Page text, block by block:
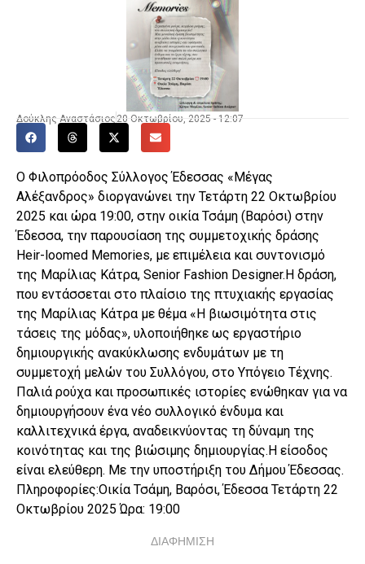
Δούκλης Αναστάσιος 20 Οκτωβρίου, 2025 - 12:07
Ο Φιλοπρόοδος Σύλλογος Έδεσσας «Μέγας
Αλέξανδρος» διοργανώνει την Τετάρτη 22 Οκτωβρίου
2025 και ώρα 19:00, στην οικία Τσάμη (Βαρόσι) στην
Έδεσσα, την παρουσίαση της συμμετοχικής δράσης
Heir-loomed Memories, με επιμέλεια και συντονισμό
της Μαρίλιας Κάτρα, Senior Fashion Designer.Η δράση,
που εντάσσεται στο πλαίσιο της πτυχιακής εργασίας
της Μαρίλιας Κάτρα με θέμα «Η βιωσιμότητα στις
τάσεις της μόδας», υλοποιήθηκε ως εργαστήριο
δημιουργικής ανακύκλωσης ενδυμάτων με τη
συμμετοχή μελών του Συλλόγου, στο Υπόγειο Τέχνης.
Παλιά ρούχα και προσωπικές ιστορίες ενώθηκαν για να
δημιουργήσουν ένα νέο συλλογικό ένδυμα και
καλλιτεχνικά έργα, αναδεικνύοντας τη δύναμη της
κοινότητας και της βιώσιμης δημιουργίας.Η είσοδος
είναι ελεύθερη. Με την υποστήριξη του Δήμου Έδεσσας.
Πληροφορίες:Οικία Τσάμη, Βαρόσι, Έδεσσα Τετάρτη 22
Οκτωβρίου 2025 Ώρα: 19:00
ΔΙΑΦΗΜΙΣΗ